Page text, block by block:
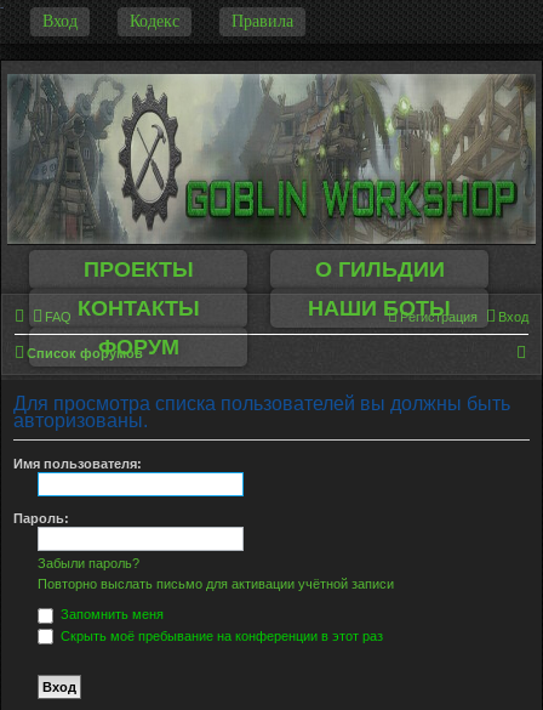
Вход Кодекс Правила
-
ПРОЕКТЫ
О ГИЛЬДИИ
КОНТАКТЫ
НАШИ БОТЫ
ФОРУМ
FAQ Вход
Регистрация
Список форумов
с
Для просмотра списка пользователей вы должны быть
авторизованы.
Имя пользователя:
Пароль:
Забыли пароль?
Повторно выслать письмо для активации учётной записи
Запомнить меня
Скрыть моё пребывание на конференции в этот раз